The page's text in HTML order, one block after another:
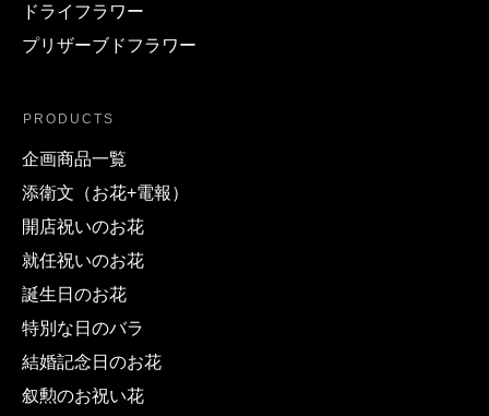
ドライフラワー
プリザーブドフラワー
PRODUCTS
企画商品一覧
添衛文（お花+電報）
開店祝いのお花
就任祝いのお花
誕生日のお花
特別な日のバラ
結婚記念日のお花
叙勲のお祝い花